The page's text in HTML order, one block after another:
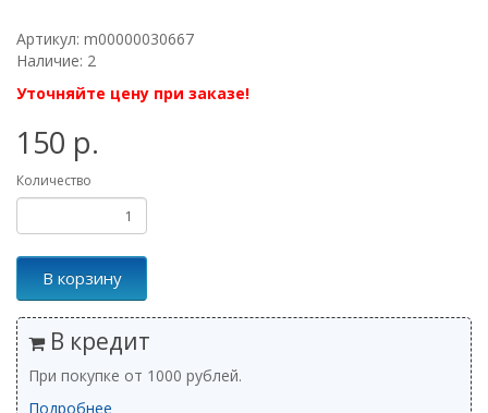
Артикул: m00000030667
Наличие: 2
Уточняйте цену при заказе!
150 р.
Количество
В корзину
В кредит
При покупке от 1000 рублей.
Подробнее